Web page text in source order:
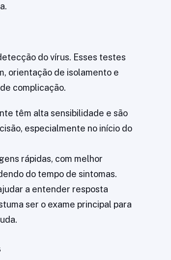
do vírus. Esses testes
orientação de isolamento e
complicação.
têm alta sensibilidade e são
especialmente no início do
rápidas, com melhor
do tempo de sintomas.
a entender resposta
ser o exame principal para